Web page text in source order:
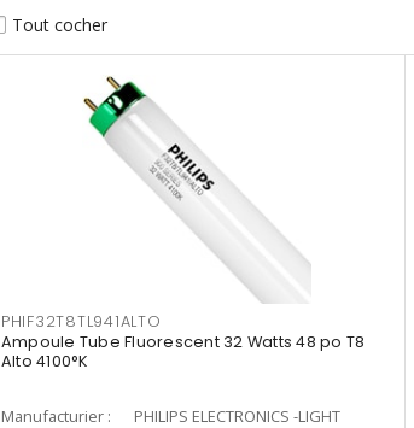
Tout cocher
PHIF32T8TL941ALTO
Ampoule Tube Fluorescent 32 Watts 48 po T8
Alto 4100°K
Manufacturier :
PHILIPS ELECTRONICS -LIGHT